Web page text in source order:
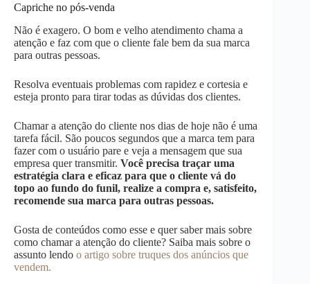
Capriche no pós-venda
Não é exagero. O bom e velho atendimento chama a
atenção e faz com que o cliente fale bem da sua marca
para outras pessoas.
Resolva eventuais problemas com rapidez e cortesia e
esteja pronto para tirar todas as dúvidas dos clientes.
Chamar a atenção do cliente nos dias de hoje não é uma
tarefa fácil. São poucos segundos que a marca tem para
fazer com o usuário pare e veja a mensagem que sua
empresa quer transmitir. Você precisa traçar uma
estratégia clara e eficaz para que o cliente vá do
topo ao fundo do funil, realize a compra e, satisfeito,
recomende sua marca para outras pessoas.
Gosta de conteúdos como esse e quer saber mais sobre
como chamar a atenção do cliente? Saiba mais sobre o
assunto lendo o artigo sobre truques dos anúncios que
vendem.